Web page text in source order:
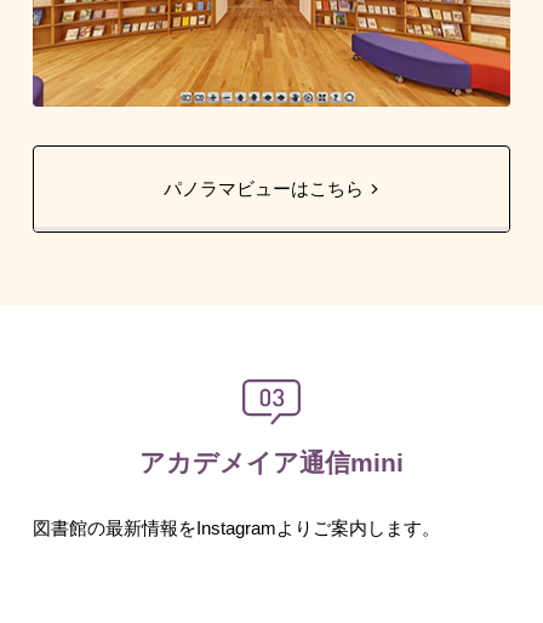
パノラマビューはこちら
アカデメイア通信mini
図書館の最新情報をInstagramよりご案内します。